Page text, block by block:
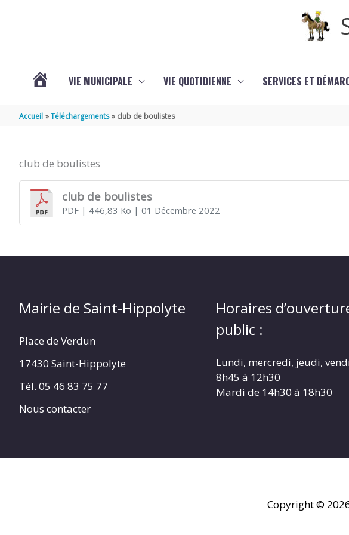
SAINT-
HIPPOLYTE
VIE MUNICIPALE VIE QUOTIDIENNE SERVICES ET
Accueil Téléchargements club de boulistes
club de boulistes
club de boulistes
PDF| 446,83 Ko | 01 Décembre 2022
Mairie de Saint-Hippolyte
Place de Verdun
17430 Saint-Hippolyte
Tél. 05 46 83 75 77
Nous contacter
Horaires
public :
Lundi, mercredi, jeudi,
8h45 à 12h30
Mardi de 14h30 à 18h30
Copyright ©